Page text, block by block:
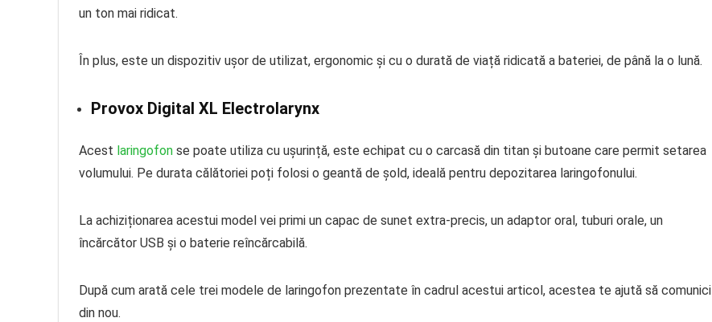
un ton mai ridicat.
În plus, este un dispozitiv ușor de utilizat, ergonomic și cu o durată de viață ridicată a bateriei, de până la o lună.
Provox Digital XL Electrolarynx
Acest laringofon se poate utiliza cu ușurință, este echipat cu o carcasă din titan și butoane care permit setarea
volumului. Pe durata călătoriei poți folosi o geantă de șold, ideală pentru depozitarea laringofonului.
La achiziționarea acestui model vei primi un capac de sunet extra-precis, un adaptor oral, tuburi orale, un
încărcător USB și o baterie reîncărcabilă.
După cum arată cele trei modele de laringofon prezentate în cadrul acestui articol, acestea te ajută să comunici
din nou.